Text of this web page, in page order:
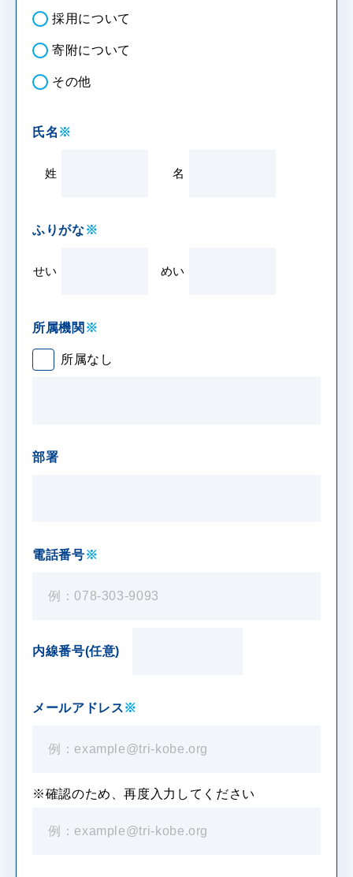
採用について
寄附について
その他
氏名 ※
姓 名
ふりがな※
せい めい
所属機関 ※
所属なし
部署
電話番号※
内線番号(任意)
メールアドレス※
※確認のため、再度入力してください